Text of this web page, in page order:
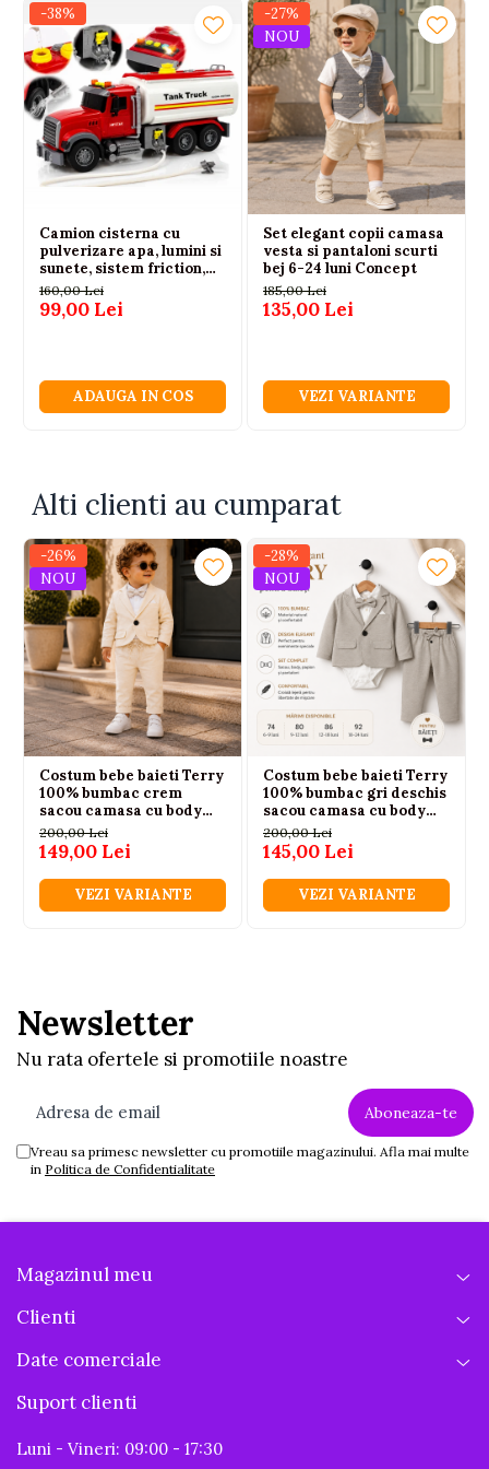
-38%
Camion cisterna cu
pulverizare apa, lumini si
sunete, sistem friction,
alb-rosu, 36 cm, 3 ani+
160,00 Lei
99,00 Lei
ADAUGA IN COS
-27%
NOU
Set elegant copii camasa
vesta si pantaloni scurti
bej 6-24 luni Concept
185,00 Lei
135,00 Lei
VEZI VARIANTE
Alti clienti au cumparat
-26%
NOU
Costum bebe baieti Terry
100% bumbac crem
sacou camasa cu body
papion si pantaloni 6-24
luni
200,00 Lei
149,00 Lei
VEZI VARIANTE
-28%
NOU
Costum bebe baieti Terry
100% bumbac gri deschis
sacou camasa cu body
papion si pantaloni 6-24
luni
200,00 Lei
145,00 Lei
VEZI VARIANTE
Newsletter
Nu rata ofertele si promotiile noastre
Vreau sa primesc newsletter cu promotiile magazinului. Afla mai multe
in Politica de Confidentialitate
Magazinul meu
Clienti
Date comerciale
Suport clienti
Luni - Vineri: 09:00 - 17:30